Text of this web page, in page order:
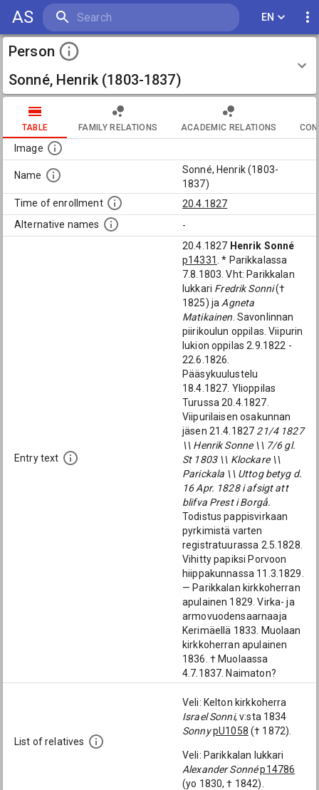
AS EN
Person
Sonné, Henrik (1803-1837)
TABLE FAMILY RELATIONS ACADEMIC RELATIONS
Image
Name
Sonné, Henrik (1803-
1837)
Time of enrollment
20.4.1827
Alternative names
-
Entry text
20.4.1827 Henrik Sonné
p14331 . * Parikkalassa
7.8.1803. Vht: Parikkalan
lukkari Fredrik Sonni(†
1825) ja Agneta
Matikainen . Savonlinnan
piirikoulun oppilas. Viipurin
lukion oppilas 2.9.1822 -
22.6.1826.
Pääsykuulustelu
18.4.1827. Ylioppilas
Turussa 20.4.1827.
Viipurilaisen osakunnan
jäsen 21.4.1827 21/4 1827
\\ Henrik Sonne \\ 7/6 gl.
St 1803 \\ Klockare \\
Parickala \\ Uttog betyg d.
16 Apr. 1828 i afsigt att
blifva Prest i Borgå.
Todistus pappisvirkaan
pyrkimistä varten
registratuurassa 2.5.1828.
Vihitty papiksi Porvoon
hiippakunnassa 11.3.1829.
— Parikkalan kirkkoherran
apulainen 1829. Virka- ja
armovuodensaarnaaja
Kerimäellä 1833. Muolaan
kirkkoherran apulainen
1836. † Muolaassa
4.7.1837. Naimaton?
List of relatives
Veli: Kelton kirkkoherra
Israel Sonni, v:sta 1834
Sonny pU1058 († 1872).
Veli: Parikkalan lukkari
Alexander Sonnép14786
(yo 1830, † 1842).